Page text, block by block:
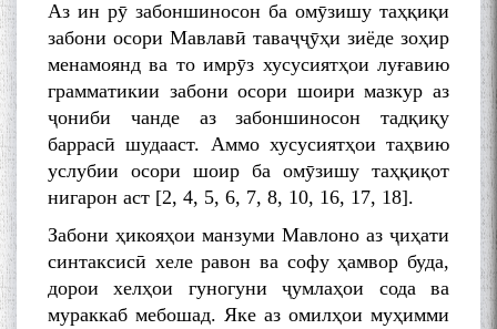
Аз ин рӯ забоншиносон ба омӯзишу таҳқиқи
забони осори Мавлавӣ таваҷҷӯҳи зиёде зоҳир
менамоянд ва то имрӯз хусусиятҳои луғавию
грамматикии забони осори шоири мазкур аз
ҷониби чанде аз забоншиносон тадқиқу
баррасӣ шудааст. Аммо хусусиятҳои таҳвию
услубии осори шоир ба омӯзишу таҳқиқот
нигарон аст [2, 4, 5, 6, 7, 8, 10, 16, 17, 18].
Забони ҳикояҳои манзуми Мавлоно аз ҷиҳати
синтаксисӣ хеле равон ва софу ҳамвор буда,
дорои хелҳои гуногуни ҷумлаҳои сода ва
мураккаб мебошад. Яке аз омилҳои муҳимми